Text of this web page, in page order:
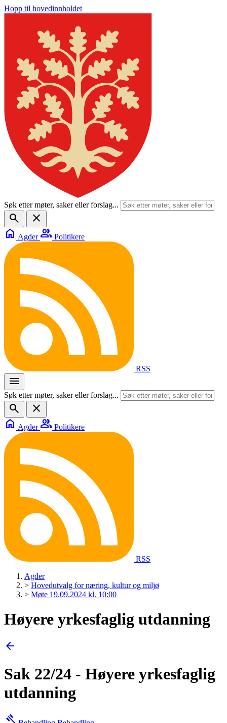
Hopp til hovedinnholdet
Søk etter møter, saker eller forslag...
search
close
home Agder group Politikere
RSS
menu
Søk etter møter, saker eller forslag...
search
close
home Agder group Politikere
RSS
Agder
> Hovedutvalg for næring, kultur og miljø
> Møte 19.09.2024 kl. 10:00
Høyere yrkesfaglig utdanning
arrow_back
Sak 22/24 - Høyere yrkesfaglig
utdanning
gavel